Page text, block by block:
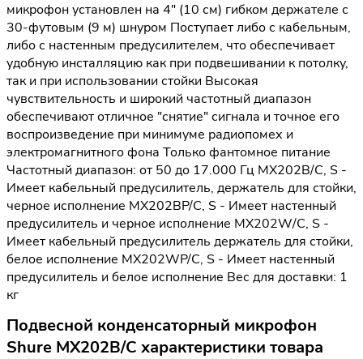
микрофон установлен на 4" (10 см) гибком держателе с
30-футовым (9 м) шнуром Поступает либо с кабельным,
либо с настенным предусилителем, что обеспечивает
удобную инсталляцию как при подвешивании к потолку,
так и при использовании стойки Высокая
чувствительность и широкий частотный диапазон
обеспечивают отличное "снятие" сигнала и точное его
воспроизведение при минимуме радиопомех и
электромагнитного фона Только фантомное питание
Частотный диапазон: от 50 до 17.000 Гц MX202B/C, S -
Имеет кабельный предусилитель, держатель для стойки,
черное исполнение MX202BP/C, S - Имеет настенный
предусилитель и черное исполнение MX202W/C, S -
Имеет кабельный предусилитель держатель для стойки,
белое исполнение MX202WP/C, S - Имеет настенный
предусилитель и белое исполнение Вес для доставки: 1
кг
Подвесной конденсаторный микрофон
Shure MX202B/C характеристики товара